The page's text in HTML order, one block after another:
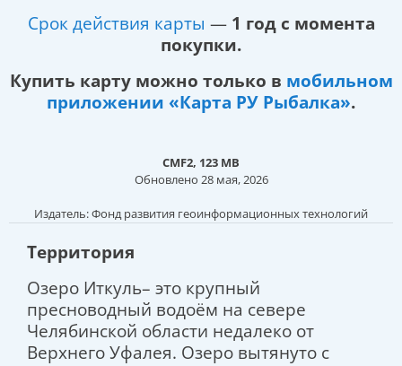
Срок действия карты — 1 год с момента
покупки.
Купить карту можно только в мобильном
приложении «Карта РУ Рыбалка».
CMF2, 123 MB
Обновлено 28 мая, 2026
Издатель: Фонд развития геоинформационных технологий
Территория
Озеро Иткуль– это крупный
пресноводный водоём на севере
Челябинской области недалеко от
Верхнего Уфалея. Озеро вытянуто с